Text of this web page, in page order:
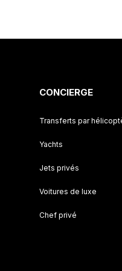
CONCIERGE
Transferts par
Yachts
Jets privés
Voitures de luxe
Chef privé